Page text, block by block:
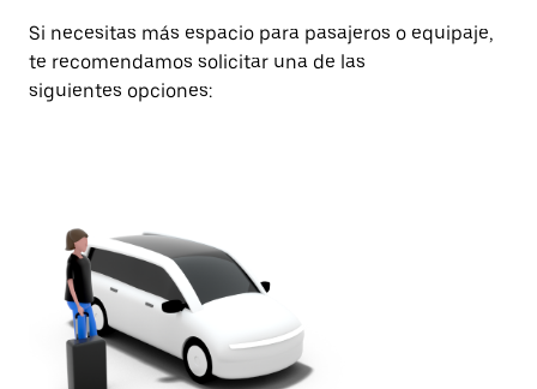
Si necesitas más espacio para pasajeros o equipaje,
te recomendamos solicitar una de las
siguientes opciones: